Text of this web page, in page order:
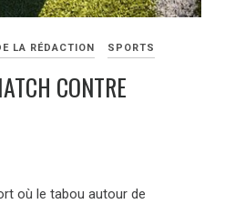
LA RÉDACTION SPORTS
CONTRE
où le tabou autour de